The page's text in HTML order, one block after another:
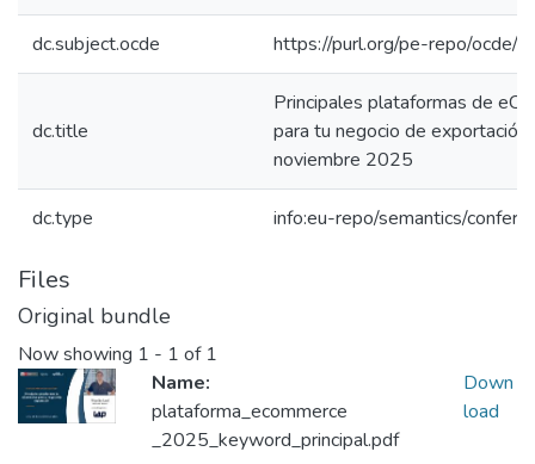
dc.subject.ocde https://purl.org/pe-repo/ocde/
dc.title
Principales plataformas de
para tu negocio de
noviembre 2025
dc.type info:eu-repo/semantics/
Files
Original bundle
Now showing 1 - 1 of 1
Name:
plataforma_ecommerce
_2025_keyword_principal.pdf
Down
load